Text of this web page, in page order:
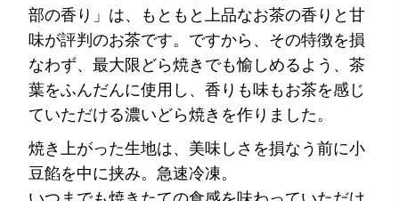
部の香り」は、もともと上品なお茶の香りと甘
味が評判のお茶です。ですから、その特徴を損
なわず、最大限どら焼きでも愉しめるよう、茶
葉をふんだんに使用し、香りも味もお茶を感じ
ていただける濃いどら焼きを作りました。
焼き上がった生地は、美味しさを損なう前に小
豆餡を中に挟み。急速冷凍。